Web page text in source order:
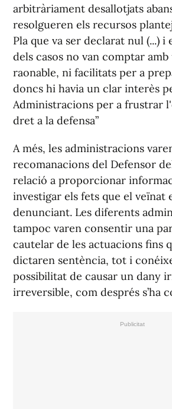
arbitràriament desallotjats
resolgueren els recursos
Pla que va ser declarat nul (...) i
dels casos no van comptar
raonable, ni facilitats per a
doncs hi havia un clar interès
Administracions per a frustrar
dret a la defensa”
A més, les administracions
recomanacions del Defensor
relació a proporcionar
investigar els fets que el veïnat
denunciant. Les diferents
tampoc varen consentir una
cautelar de les actuacions fins
dictaren sentència, tot i
possibilitat de causar un dany
irreversible, com després s’ha